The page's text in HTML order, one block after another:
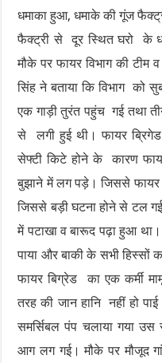
धमाका हुआ, धमाके की गूंज
फैक्ट्री से दूर स्थित घरो के
मौके पर फायर विभाग की
सिंह ने बताया कि विभाग को
एक गाड़ी तुरंत पहुंच गई तथा
से लगी हुई थी। फायर
सेफ्टी किटे होने के कारण
बुझाने में लग पड़े। जिससे फायर
जिससे बड़ी घटना होने से टल
में पटाखा व बारूद पढ़ा हुआ
पाया और बाकी के सभी
फायर बिग्रेड का एक कर्मी
तरह की जान हानि नहीं हो
समर्सिबल पंप चलाया गया उस
आग लग गई। मौके पर मौजूद